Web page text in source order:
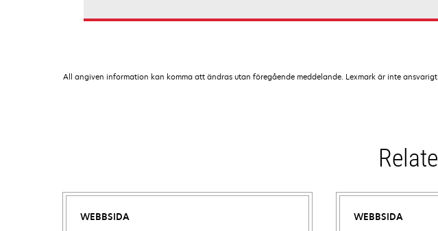
All angiven information kan komma att ändras utan föregående meddelande. Lexmark är inte ansvarigt
WEBBSIDA WEBBSIDA